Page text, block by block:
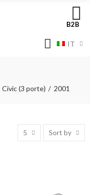
B2B
IT
Civic (3 porte) 2001
5 Sort by